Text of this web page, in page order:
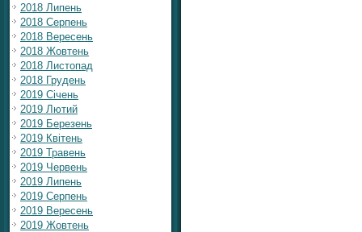
2018 Липень
2018 Серпень
2018 Вересень
2018 Жовтень
2018 Листопад
2018 Грудень
2019 Січень
2019 Лютий
2019 Березень
2019 Квітень
2019 Травень
2019 Червень
2019 Липень
2019 Серпень
2019 Вересень
2019 Жовтень